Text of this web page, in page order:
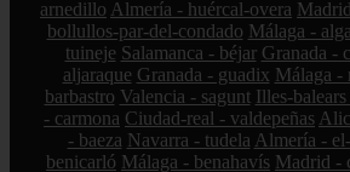
arnedillo Almería - huércal-overa
bollullos-par-del-condado Málaga -
tuineje Salamanca - béjar Granada -
aljaraque Granada - guadix Málaga -
barbastro Valencia - sagunt Illes-
- carmona Ciudad-real - valdepeñas
- baeza Navarra - tudela Almería -
benicarló Málaga - benahavís Madrid -